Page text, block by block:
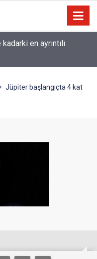
en ayrıntılı
soğutuyor mu?
Jüpiter başlangıçta 4 kat